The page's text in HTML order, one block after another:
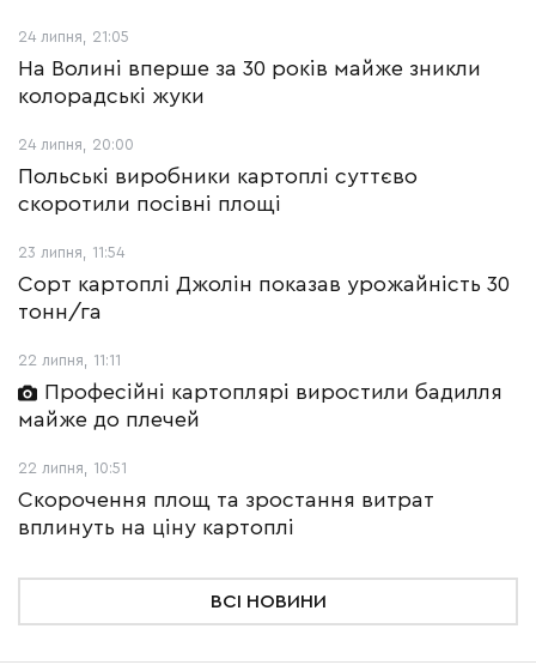
24 липня, 21:05
На Волині вперше за 30 років майже зникли
колорадські жуки
24 липня, 20:00
Польські виробники картоплі суттєво
скоротили посівні площі
23 липня, 11:54
Сорт картоплі Джолін показав урожайність 30
тонн/га
22 липня, 11:11
Професійні картоплярі виростили бадилля
майже до плечей
22 липня, 10:51
Скорочення площ та зростання витрат
вплинуть на ціну картоплі
ВСІ НОВИНИ